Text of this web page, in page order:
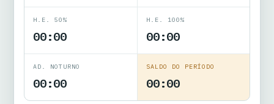
H.E. 50%
00:00
H.E. 100%
00:00
AD. NOTURNO
00:00
SALDO DO PERÍODO
00:00